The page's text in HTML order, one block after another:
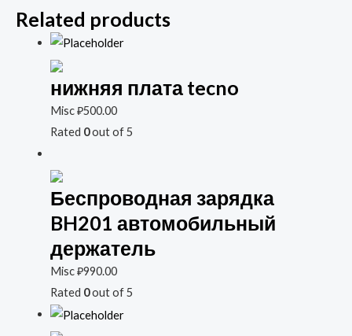
Related products
нижняя плата tecno
Misc₽500.00
Rated 0out of 5
Беспроводная зарядка
BH201 автомобильный
держатель
Misc₽990.00
Rated 0out of 5